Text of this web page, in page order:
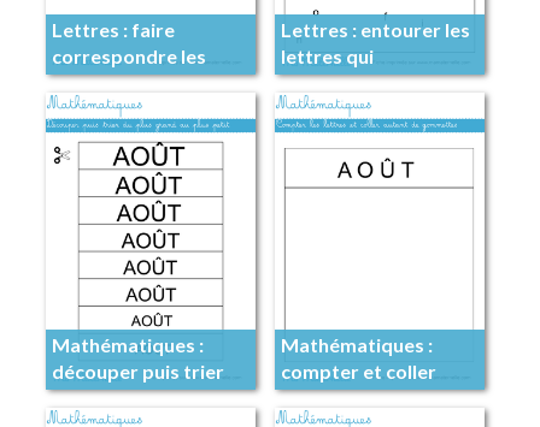
Lettres : faire
correspondre les
lettres
Lettres : entourer les
lettres qui
correspondent au
mot
Mathématiques :
découper puis trier
Mathématiques :
compter et coller
autant de gommettes